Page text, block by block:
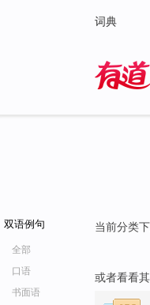
词典
双语例句
全部
口语
书面语
当前分类
或者看看